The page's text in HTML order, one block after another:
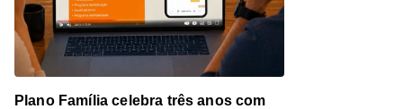
Plano Família celebra três anos com